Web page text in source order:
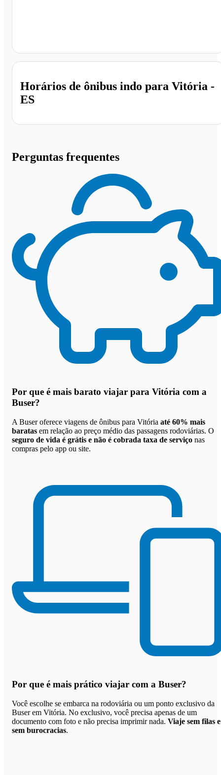
Horários de ônibus indo para Vitória -
ES
Perguntas frequentes
Por que é mais barato viajar para Vitória com a
Buser?
A Buser oferece viagens de ônibus para Vitória até 60% mais
baratas em relação ao preço médio das passagens rodoviárias. O
seguro de vida é grátis e não é cobrada taxa de serviço nas
compras pelo app ou site.
Por que é mais prático viajar com a Buser?
Você escolhe se embarca na rodoviária ou um ponto exclusivo da
Buser em Vitória. No exclusivo, você precisa apenas de um
documento com foto e não precisa imprimir nada. Viaje sem filas e
sem burocracias.